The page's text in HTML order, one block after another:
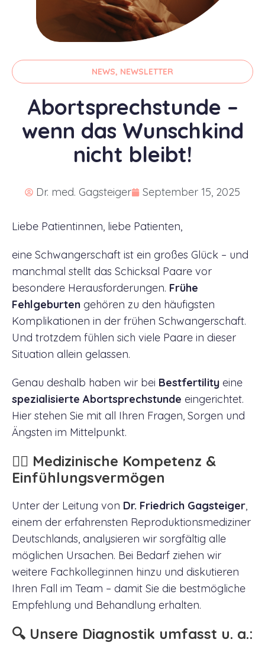
NEWS, NEWSLETTER
Abortsprechstunde –
wenn das Wunschkind
nicht bleibt!
Dr. med. Gagsteiger September 15, 2025
Liebe Patientinnen, liebe Patienten,
eine Schwangerschaft ist ein großes Glück – und
manchmal stellt das Schicksal Paare vor
besondere Herausforderungen. Frühe
Fehlgeburten gehören zu den häufigsten
Komplikationen in der frühen Schwangerschaft.
Und trotzdem fühlen sich viele Paare in dieser
Situation allein gelassen.
Genau deshalb haben wir bei Bestfertility eine
spezialisierte Abortsprechstunde eingerichtet.
Hier stehen Sie mit all Ihren Fragen, Sorgen und
Ängsten im Mittelpunkt.
👩‍⚕️ Medizinische Kompetenz &
Einfühlungsvermögen
Unter der Leitung von Dr. Friedrich Gagsteiger,
einem der erfahrensten Reproduktionsmediziner
Deutschlands, analysieren wir sorgfältig alle
möglichen Ursachen. Bei Bedarf ziehen wir
weitere Fachkolleg:innen hinzu und diskutieren
Ihren Fall im Team – damit Sie die bestmögliche
Empfehlung und Behandlung erhalten.
🔍 Unsere Diagnostik umfasst u. a.: